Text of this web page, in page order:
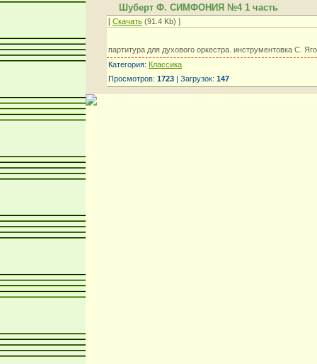
Шуберт Ф. СИМФОНИЯ №4 1 часть
[ Скачать (91.4 Kb) ]
партитура для духового оркестра. инструментовка С.
Категория: Классика
Просмотров: 1723 | Загрузок: 147